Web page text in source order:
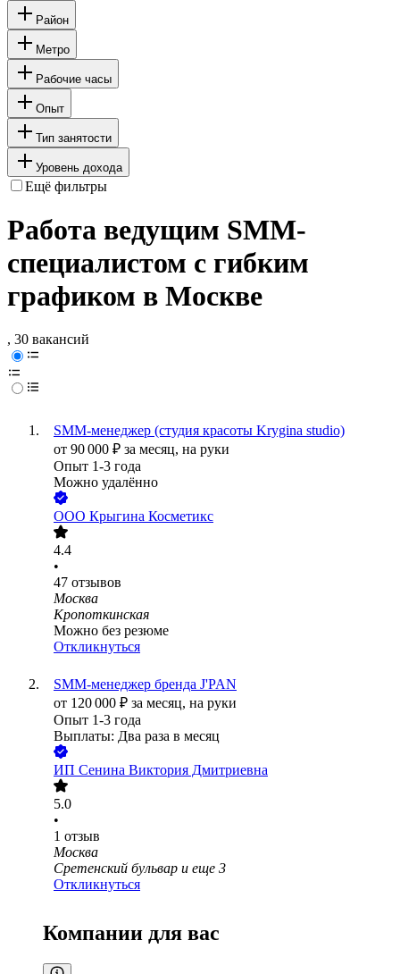
Район
Метро
Рабочие часы
Опыт
Тип занятости
Уровень дохода
Ещё фильтры
Работа ведущим SMM-
специалистом с гибким
графиком в Москве
, 30 вакансий
SMM-менеджер (студия красоты Krygina studio)
от 90 000 ₽ за месяц, на руки
Опыт 1-3 года
Можно удалённо
ООО Крыгина Косметикс
4.4
•
47 отзывов
Москва
Кропоткинская
Можно без резюме
Откликнуться
SMM-менеджер бренда J'PAN
от 120 000 ₽ за месяц, на руки
Опыт 1-3 года
Выплаты: Два раза в месяц
ИП Сенина Виктория Дмитриевна
5.0
•
1 отзыв
Москва
Сретенский бульвар и еще 3
Откликнуться
Компании для вас